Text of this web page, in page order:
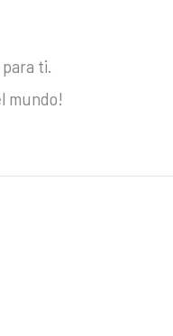
ti.
mundo!